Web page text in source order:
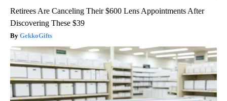
Retirees Are Canceling Their $600 Lens Appointments After
Discovering These $39
GekkoGifts